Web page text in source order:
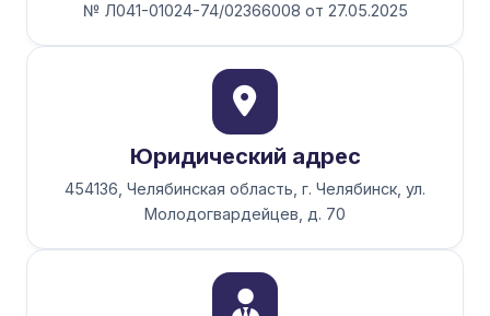
№ Л041-01024-74/02366008 от 27.05.2025
Юридический адрес
454136, Челябинская область, г. Челябинск, ул.
Молодогвардейцев, д. 70